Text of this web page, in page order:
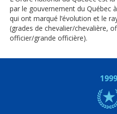
par le gouvernement du Québec
qui ont marqué l’évolution et le
(grades de chevalier/chevalière,
officier/grande officière).
1999